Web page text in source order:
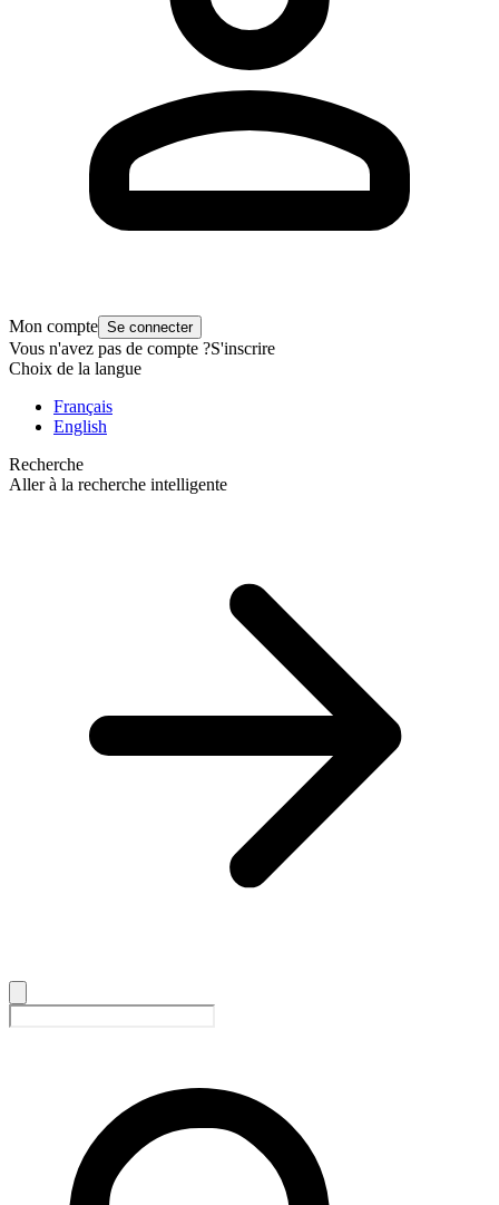
Mon compte Se connecter
Vous n'avez pas de compte ?S'inscrire
Choix de la langue
Français
English
Recherche
Aller à la recherche intelligente